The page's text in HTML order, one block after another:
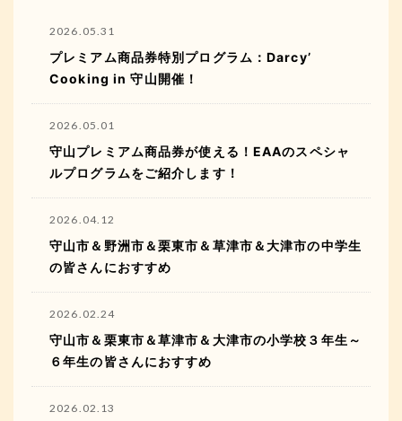
2026.05.31
プレミアム商品券特別プログラム：Darcy’
Cooking in 守山開催！
2026.05.01
守山プレミアム商品券が使える！EAAのスペシャ
ルプログラムをご紹介します！
2026.04.12
守山市＆野洲市＆栗東市＆草津市＆大津市の中学生
の皆さんにおすすめ
2026.02.24
守山市＆栗東市＆草津市＆大津市の小学校３年生～
６年生の皆さんにおすすめ
2026.02.13